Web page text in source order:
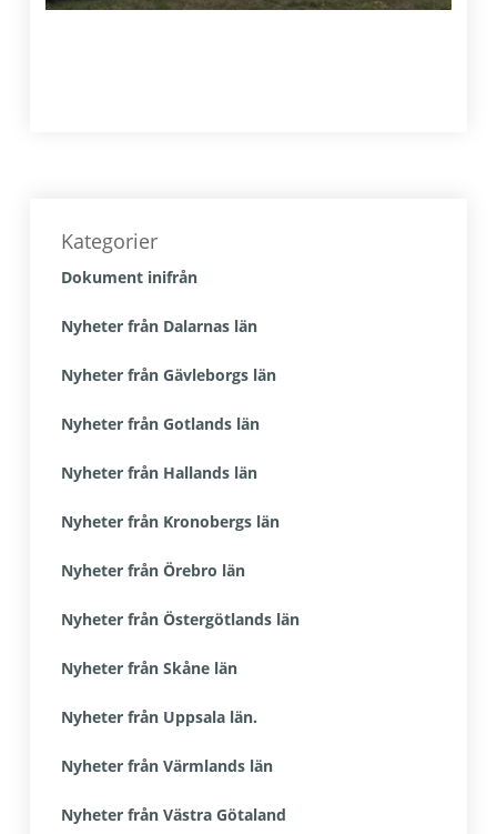
sidofält
Kategorier
Dokument inifrån
Nyheter från Dalarnas län
Nyheter från Gävleborgs län
Nyheter från Gotlands län
Nyheter från Hallands län
Nyheter från Kronobergs län
Nyheter från Örebro län
Nyheter från Östergötlands län
Nyheter från Skåne län
Nyheter från Uppsala län.
Nyheter från Värmlands län
Nyheter från Västra Götaland